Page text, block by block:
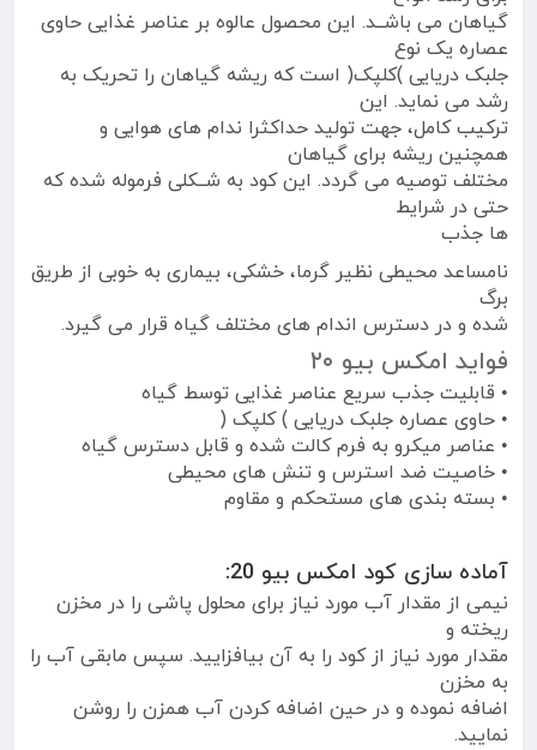
گیاهان می باشــد. این محصول عالوه بر عناصر غذایی حاوی
عصاره یک نوع
جلبک دریایی )کلپک( است که ریشه گیاهان را تحریک به
رشد می نماید. این
ترکیب کامل، جهت تولید حداکثرا ندام های هوایی و
همچنین ریشه برای گیاهان
مختلف توصیه می گردد. این کود به شــکلی فرموله شده که
حتی در شرایط
ها جذب
نامساعد محیطی نظیر گرما، خشکی، بیماری به خوبی از طریق
برگ
شده و در دسترس اندام های مختلف گیاه قرار می گیرد.
فواید امکس بیو ۲۰
• قابلیت جذب سریع عناصر غذایی توسط گیاه
• حاوی عصاره جلبک دریایی ) کلپک (
• عناصر میکرو به فرم کالت شده و قابل دسترس گیاه
• خاصیت ضد استرس و تنش های محیطی
• بسته بندی های مستحکم و مقاوم
آماده سازی کود امکس بیو 20:
نیمی از مقدار آب مورد نیاز برای محلول پاشی را در مخزن
ریخته و
مقدار مورد نیاز از کود را به آن بیافزایید. سپس مابقی آب را
به مخزن
اضافه نموده و در حین اضافه کردن آب همزن را روشن
نمایید.